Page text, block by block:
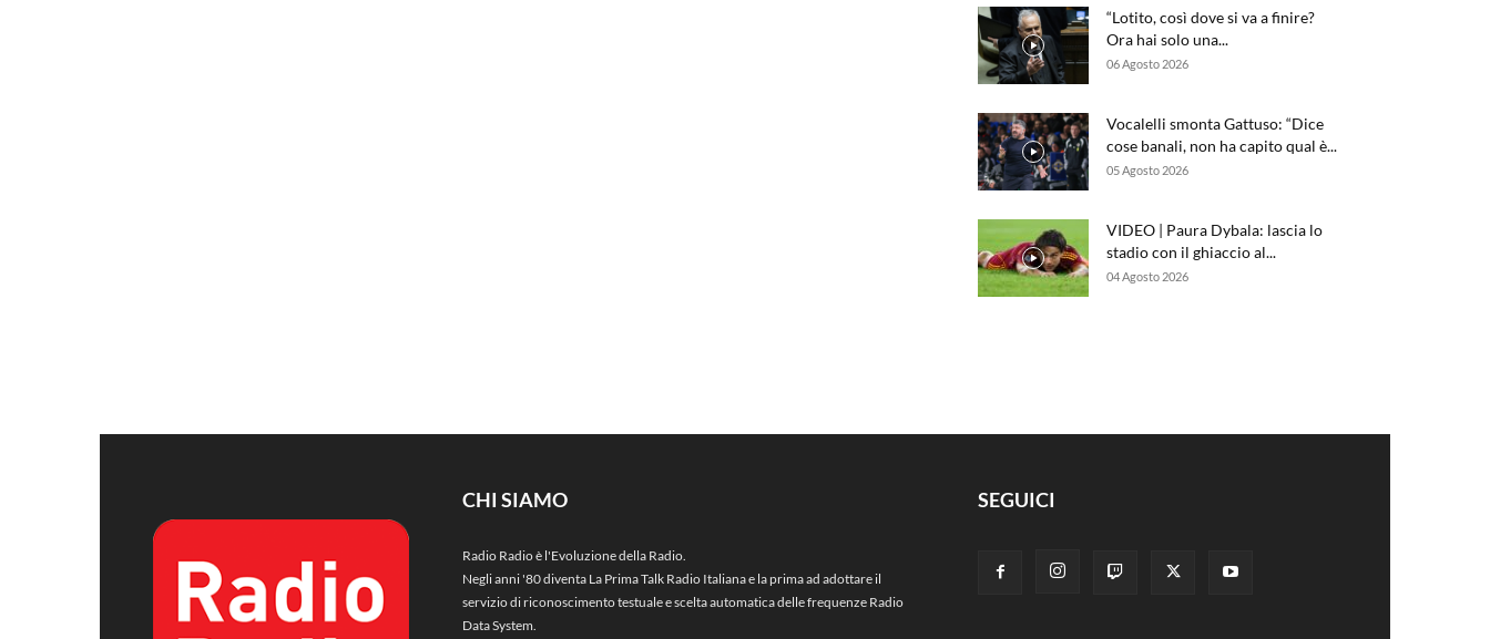
“Lotito, così dove si va a finire?
Ora hai solo una...
06 Agosto 2026
Vocalelli smonta Gattuso: “Dice
cose banali, non ha capito qual è...
05 Agosto 2026
VIDEO | Paura Dybala: lascia lo
stadio con il ghiaccio al...
04 Agosto 2026
CHI SIAMO
Radio Radio è l'Evoluzione della Radio.
Negli anni '80 diventa La Prima Talk Radio Italiana e la prima ad adottare il
servizio di riconoscimento testuale e scelta automatica delle frequenze Radio
Data System.
SEGUICI